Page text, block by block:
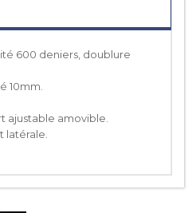
600 deniers, doublure
10mm.
ajustable amovible.
latérale.